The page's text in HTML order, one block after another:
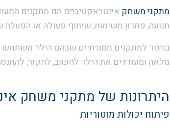
מתקני משחק אינטראקטיביים הם מתקנים
תנועה, פתרון משימות, שיתוף פעולה או הפעלה
בניגוד למתקנים מסורתיים שבהם הילד משתמש
מלאה ומעודדים את הילד לחשוב, לחקור,
היתרונות של מתקני משחק
פיתוח יכולות מוטוריות